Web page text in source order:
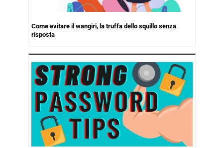
Come evitare il wangiri, la truffa dello squillo senza
risposta